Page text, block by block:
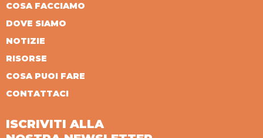
COSA FACCIAMO
DOVE SIAMO
NOTIZIE
RISORSE
COSA PUOI FARE
CONTATTACI
ISCRIVITI ALLA